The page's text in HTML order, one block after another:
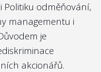
Politiku odměňování,
managementu i
je
akcionářů.